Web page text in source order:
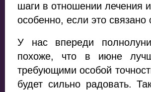
шаги в отношении лечения
особенно, если это
У нас впереди
похоже, что в июне
требующими особой
будет сильно радовать.